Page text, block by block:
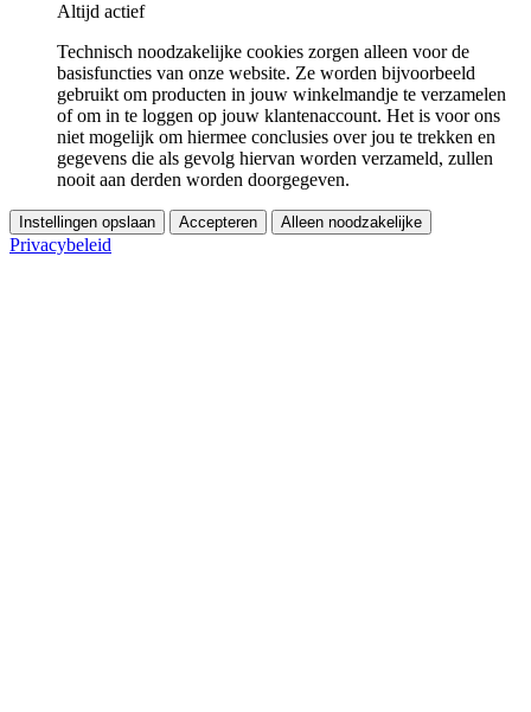
Altijd actief
Technisch noodzakelijke cookies zorgen alleen voor de
basisfuncties van onze website. Ze worden bijvoorbeeld
gebruikt om producten in jouw winkelmandje te verzamelen
of om in te loggen op jouw klantenaccount. Het is voor ons
niet mogelijk om hiermee conclusies over jou te trekken en
gegevens die als gevolg hiervan worden verzameld, zullen
nooit aan derden worden doorgegeven.
Instellingen opslaan Accepteren Alleen noodzakelijke
Privacybeleid